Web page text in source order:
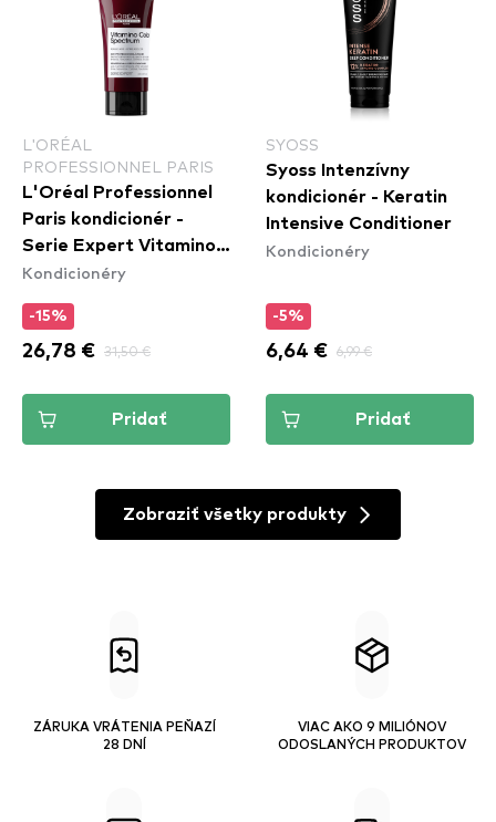
L'ORÉAL
PROFESSIONNEL PARIS
L'Oréal Professionnel
Paris kondicionér -
Serie Expert Vitamino
Color Spectrum
Kondicionéry
-15%
26,78 € 31,50 €
Pridať
SYOSS
Syoss Intenzívny
kondicionér - Keratin
Intensive Conditioner
Kondicionéry
-5%
6,64 € 6,99 €
Pridať
Zobraziť všetky produkty
ZÁRUKA VRÁTENIA PEŇAZÍ
28 DNÍ
VIAC AKO 9 MILIÓNOV
ODOSLANÝCH PRODUKTOV